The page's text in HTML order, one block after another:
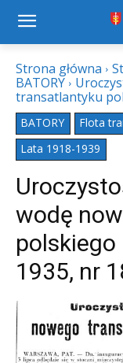
Strona główna
BATORY
transatlantyku
BATORY
Flota
Lata 1918-1939
wodę
polskiego
1935, nr